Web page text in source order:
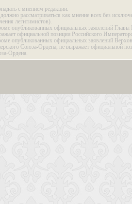
с мнением редакции.
рассматриваться как мнение всех без
легитимистов).
опубликованных официальных заявлений Главы
официальной позиции Российского
опубликованных официальных заявлений
Союза-Ордена, не выражает официальной
Ордена.